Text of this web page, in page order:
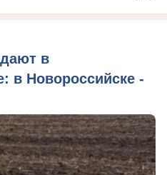
в
в Новороссийске -